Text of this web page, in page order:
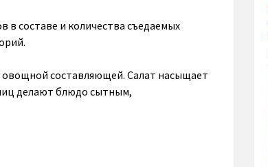
в составе и количества съедаемых
овощной составляющей. Салат насыщает
делают блюдо сытным,